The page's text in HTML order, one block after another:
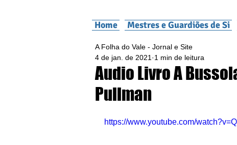
Home Mestres e Guardiões de Si
Audio Livro A
Pullman
A Folha do Vale - Jornal e Site
4 de jan. de 2021 1 min de leitura
https://www.youtube.com/